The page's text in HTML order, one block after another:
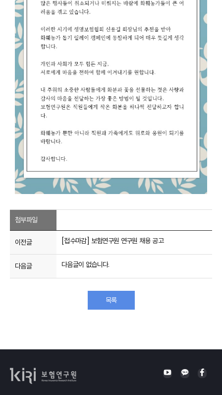
첨부파일
이전글 [접수마감] 보험연구원 연구원 채용 공고
다음글 다음글이 없습니다.
목록